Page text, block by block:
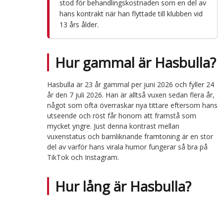
stod för behandlingskostnaden som en del av
hans kontrakt när han flyttade till klubben vid
13 års ålder.
Hur gammal är Hasbulla?
Hasbulla är 23 år gammal per juni 2026 och fyller 24
år den 7 juli 2026. Han är alltså vuxen sedan flera år,
något som ofta överraskar nya tittare eftersom hans
utseende och röst får honom att framstå som
mycket yngre. Just denna kontrast mellan
vuxenstatus och barnliknande framtoning är en stor
del av varför hans virala humor fungerar så bra på
TikTok och Instagram.
Hur lång är Hasbulla?